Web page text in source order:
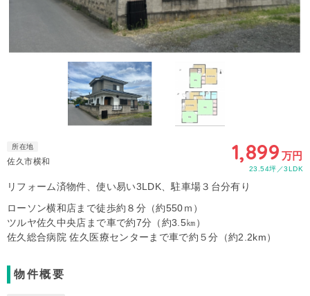
所在地
佐久市横和 1,899 万円
23.54坪 3LDK
リフォーム済物件、使い易い3LDK、駐車場３台分有り
ローソン横和店まで徒歩約８分（約550ｍ）
ツルヤ佐久中央店まで車で約7分（約3.5㎞）
佐久総合病院 佐久医療センターまで車で約５分（約2.2km）
物件概要